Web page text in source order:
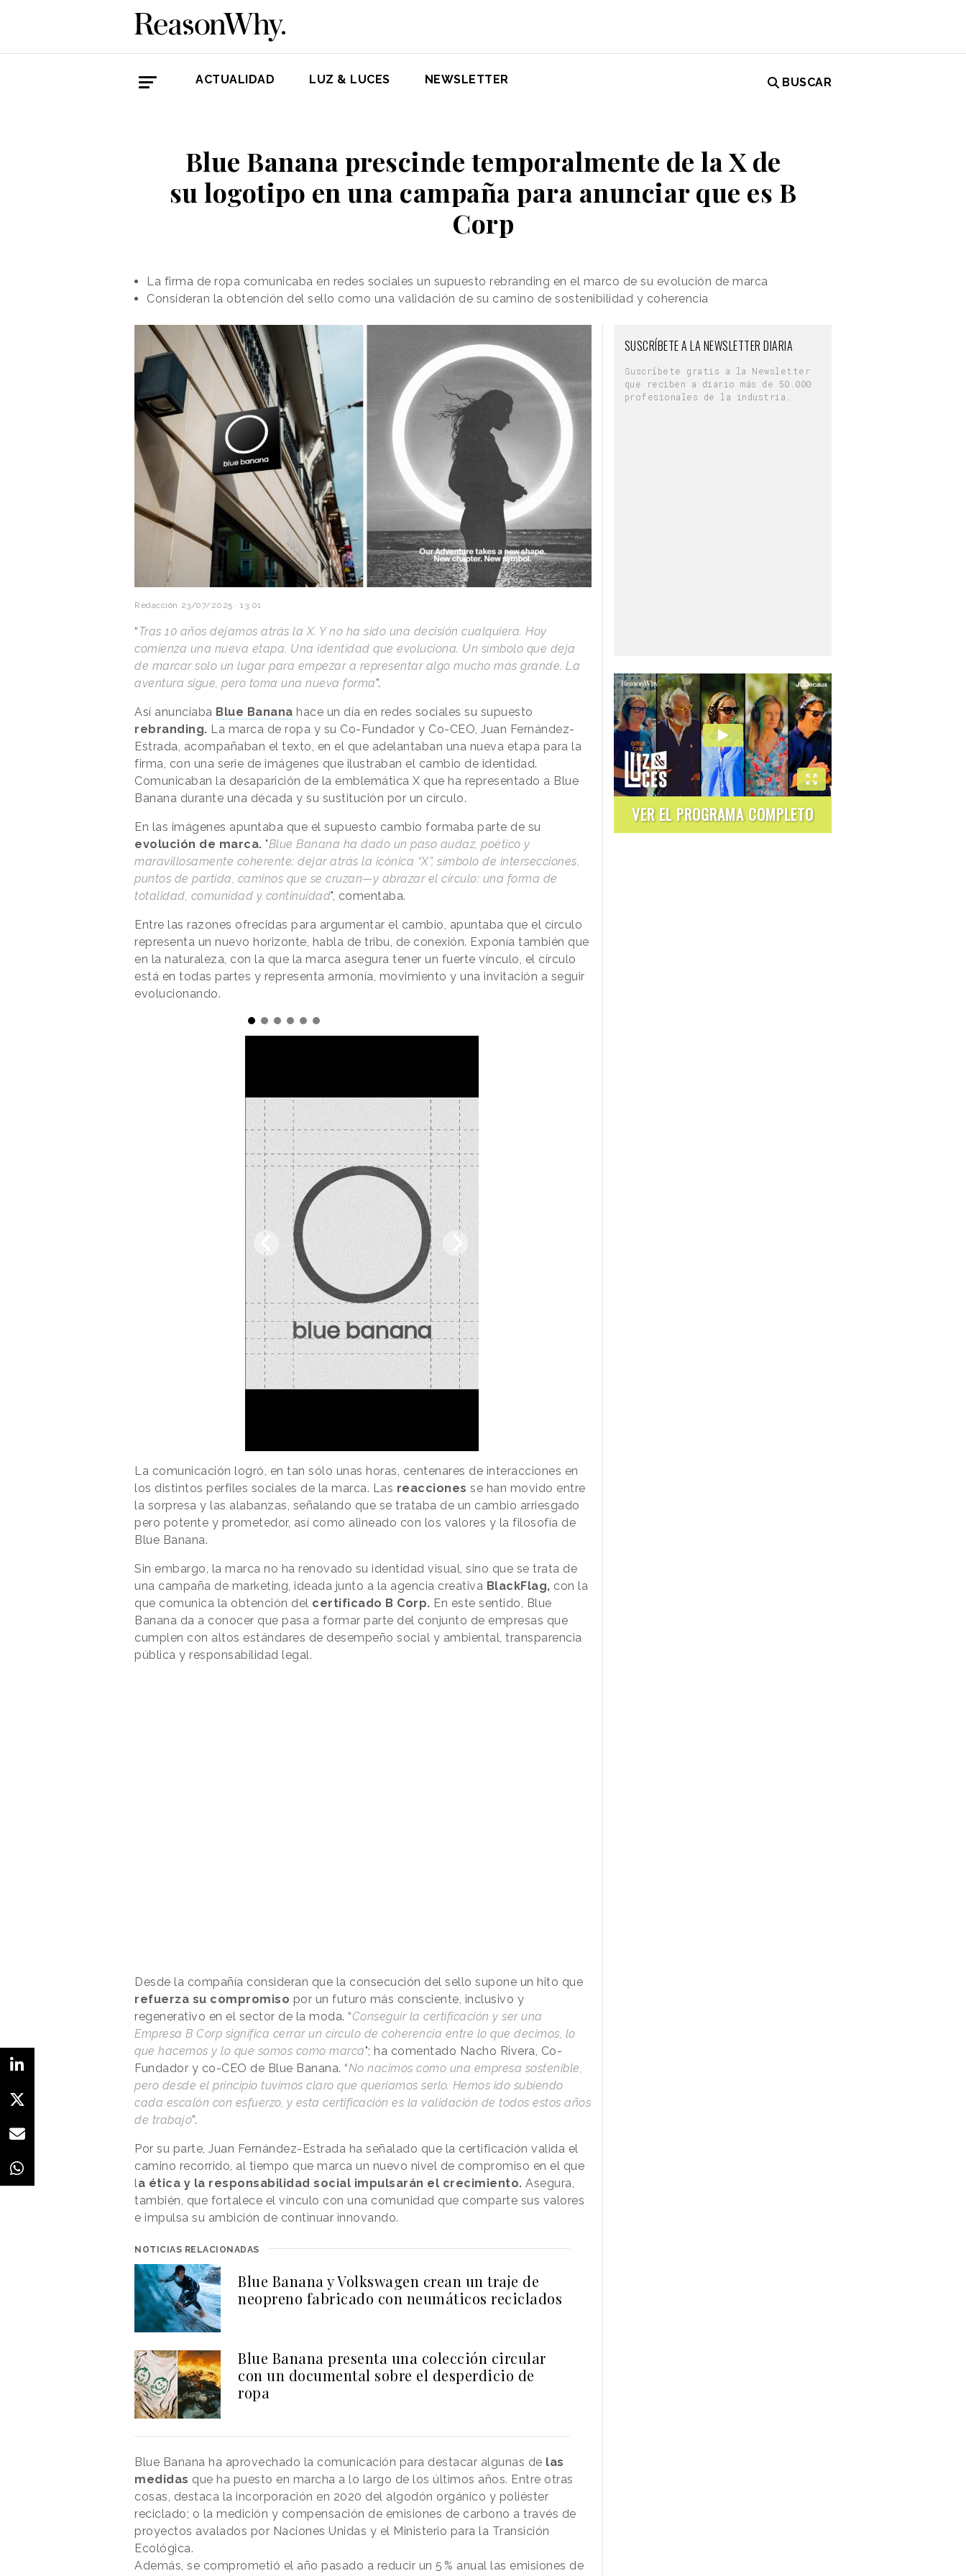
ACTUALIDAD LUZ & LUCES NEWSLETTER BUSCAR
Blue Banana prescinde temporalmente de la X de
su logotipo en una campaña para anunciar que es B
Corp
La firma de ropa comunicaba en redes sociales un supuesto rebranding en el marco de su evolución de marca
Consideran la obtención del sello como una validación de su camino de sostenibilidad y coherencia
Redacción 23/07/2025 · 13:01
“Tras 10 años dejamos atrás la X. Y no ha sido una decisión cualquiera. Hoy
comienza una nueva etapa. Una identidad que evoluciona. Un símbolo que deja
de marcar solo un lugar para empezar a representar algo mucho más grande. La
aventura sigue, pero toma una nueva forma”.
Así anunciaba Blue Banana hace un día en redes sociales su supuesto
rebranding. La marca de ropa y su Co-Fundador y Co-CEO, Juan Fernández-
Estrada, acompañaban el texto, en el que adelantaban una nueva etapa para la
firma, con una serie de imágenes que ilustraban el cambio de identidad.
Comunicaban la desaparición de la emblemática X que ha representado a Blue
Banana durante una década y su sustitución por un círculo.
En las imágenes apuntaba que el supuesto cambio formaba parte de su
evolución de marca. "Blue Banana ha dado un paso audaz, poético y
maravillosamente coherente: dejar atrás la icónica “X”, símbolo de intersecciones,
puntos de partida, caminos que se cruzan—y abrazar el círculo: una forma de
totalidad, comunidad y continuidad", comentaba.
Entre las razones ofrecidas para argumentar el cambio, apuntaba que el círculo
representa un nuevo horizonte, habla de tribu, de conexión. Exponía también que
en la naturaleza, con la que la marca asegura tener un fuerte vínculo, el círculo
está en todas partes y representa armonía, movimiento y una invitación a seguir
evolucionando.
La comunicación logró, en tan sólo unas horas, centenares de interacciones en
los distintos perfiles sociales de la marca. Las reacciones se han movido entre
la sorpresa y las alabanzas, señalando que se trataba de un cambio arriesgado
pero potente y prometedor, así como alineado con los valores y la filosofía de
Blue Banana.
Sin embargo, la marca no ha renovado su identidad visual, sino que se trata de
una campaña de marketing, ideada junto a la agencia creativa BlackFlag, con la
que comunica la obtención del certificado B Corp. En este sentido, Blue
Banana da a conocer que pasa a formar parte del conjunto de empresas que
cumplen con altos estándares de desempeño social y ambiental, transparencia
pública y responsabilidad legal.
Desde la compañía consideran que la consecución del sello supone un hito que
refuerza su compromiso por un futuro más consciente, inclusivo y
regenerativo en el sector de la moda. “Conseguir la certificación y ser una
Empresa B Corp significa cerrar un círculo de coherencia entre lo que decimos, lo
que hacemos y lo que somos como marca"; ha comentado Nacho Rivera, Co-
Fundador y co-CEO de Blue Banana. “No nacimos como una empresa sostenible,
pero desde el principio tuvimos claro que queríamos serlo. Hemos ido subiendo
cada escalón con esfuerzo, y esta certificación es la validación de todos estos años
de trabajo”.
Por su parte, Juan Fernández-Estrada ha señalado que la certificación valida el
camino recorrido, al tiempo que marca un nuevo nivel de compromiso en el que
la ética y la responsabilidad social impulsarán el crecimiento. Asegura,
también, que fortalece el vínculo con una comunidad que comparte sus valores
e impulsa su ambición de continuar innovando.
NOTICIAS RELACIONADAS
Blue Banana y Volkswagen crean un traje de
neopreno fabricado con neumáticos reciclados
Blue Banana presenta una colección circular
con un documental sobre el desperdicio de
ropa
Blue Banana ha aprovechado la comunicación para destacar algunas de las
medidas que ha puesto en marcha a lo largo de los últimos años. Entre otras
cosas, destaca la incorporación en 2020 del algodón orgánico y poliéster
reciclado; o la medición y compensación de emisiones de carbono a través de
proyectos avalados por Naciones Unidas y el Ministerio para la Transición
Ecológica.
Además, se comprometió el año pasado a reducir un 5 % anual las emisiones de
SUSCRÍBETE A LA NEWSLETTER DIARIA
Suscríbete gratis a la Newsletter
que reciben a diario más de 50.000
profesionales de la industria.
VER EL PROGRAMA COMPLETO